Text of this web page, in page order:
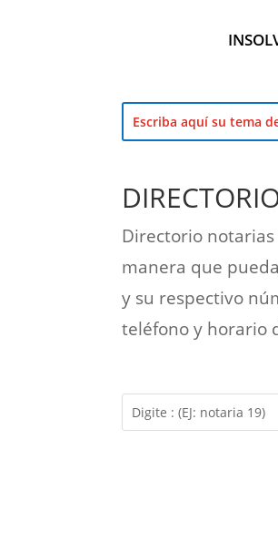
Directorio
manera que
y su respectivo
teléfono y horario